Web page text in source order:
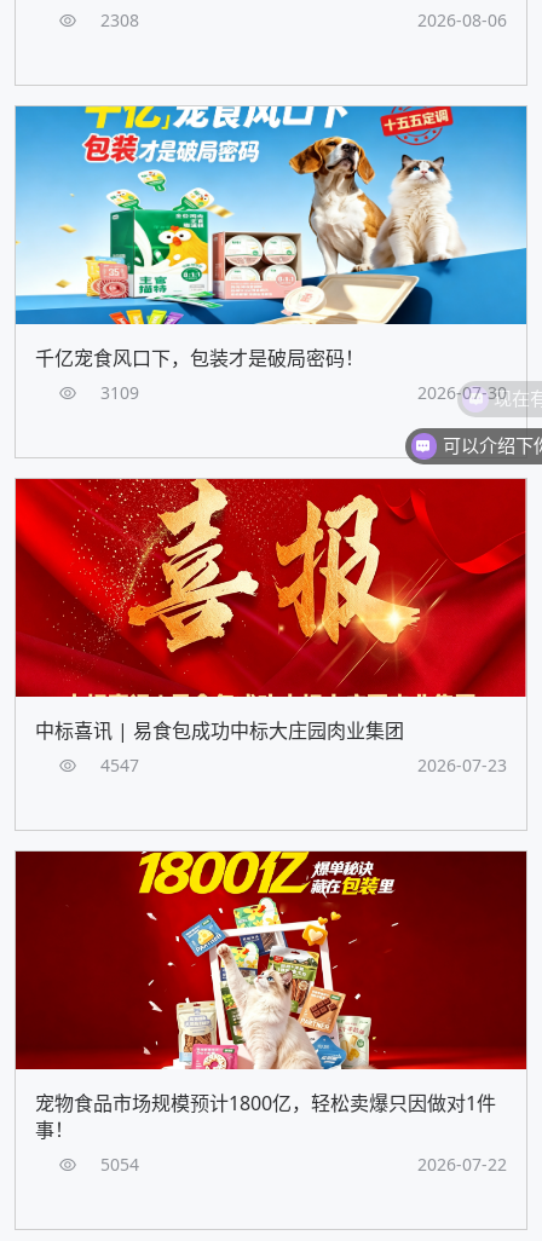
2308 2026-08-06
千亿宠食风口下，包装才是破局密码！
3109 2026-07-30
中标喜讯 | 易食包成功中标大庄园肉业集团
4547 2026-07-23
宠物食品市场规模预计1800亿，轻松卖爆只因做对1件
事！
5054 2026-07-22
现在